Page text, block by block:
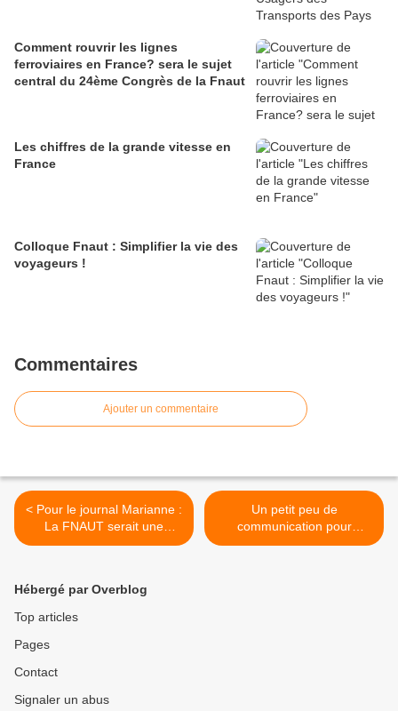
Comment rouvrir les lignes
ferroviaires en France? sera le sujet
central du 24ème Congrès de la Fnaut
Les chiffres de la grande vitesse en
France
Colloque Fnaut : Simplifier la vie des
voyageurs !
Commentaires
Ajouter un commentaire
< Pour le journal Marianne :
La FNAUT serait une
"association vieillote"...
Un petit peu de
communication pour
marquer l'année nouvelle...
Hébergé par Overblog
Top articles
Pages
Contact
Signaler un abus